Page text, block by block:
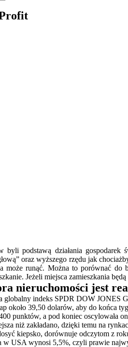
byli podstawą działania gospodarek
oraz wyższego rzędu jak
może runąć. Można to porównać
Jeżeli miejsca zamieszkania
nieruchomości jest
globalny indeks SPDR DOW JONES
około 39,50 dolarów, aby do końca
punktów, a pod koniec
niż zakładano, dzięki temu na
kiepsko, dorównuje odczytom z
w USA wynosi 5,5%, czyli prawie